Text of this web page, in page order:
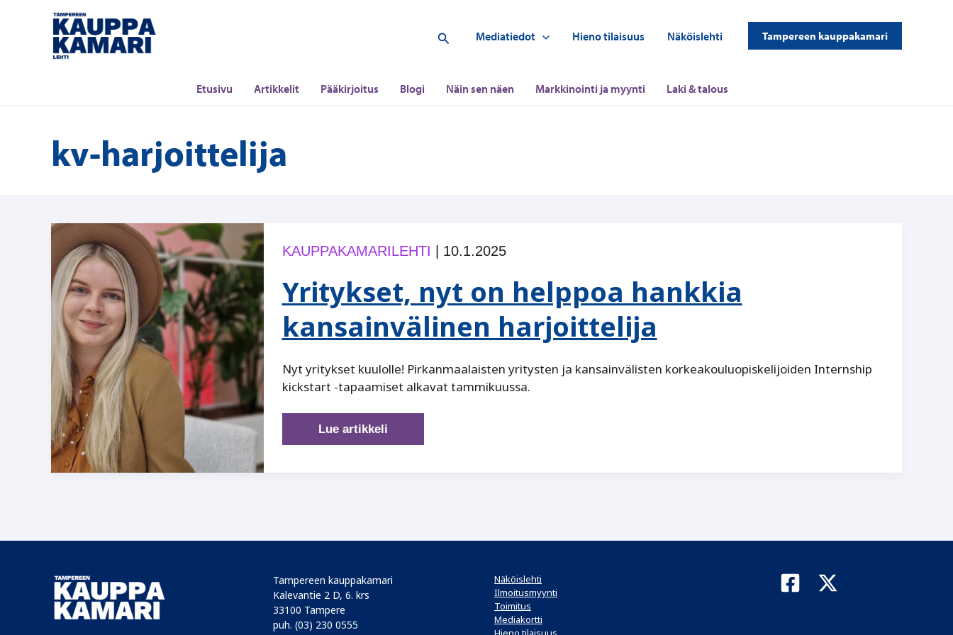
Hae Mediatiedot Hieno tilaisuus Näköislehti Tampereen kauppakamari
Etusivu Artikkelit Pääkirjoitus Blogi Näin sen näen Markkinointi ja myynti Laki & talous
kv-harjoittelija
KAUPPAKAMARILEHTI 10.1.2025
Yritykset, nyt on helppoa hankkia
kansainvälinen harjoittelija
Nyt yritykset kuulolle! Pirkanmaalaisten yritysten ja kansainvälisten korkeakouluopiskelijoiden Internship
kickstart -tapaamiset alkavat tammikuussa.
Yritykset,
nyt
Lue artikkeli
Tampereen kauppakamari
Kalevantie 2 D, 6. krs
33100 Tampere
puh. (03) 230 0555
Näköislehti
Ilmoitusmyynti
Toimitus
Mediakortti